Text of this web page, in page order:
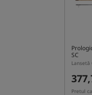
SC
Pretul